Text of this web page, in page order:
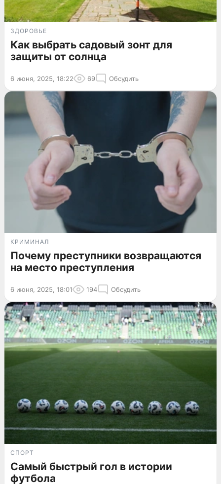
ЗДОРОВЬЕ
Как выбрать садовый зонт для
защиты от солнца
6 июня, 2025, 18:22 69 Обсудить
КРИМИНАЛ
Почему преступники возвращаются
на место преступления
6 июня, 2025, 18:01 194 Обсудить
СПОРТ
Самый быстрый гол в истории
футбола